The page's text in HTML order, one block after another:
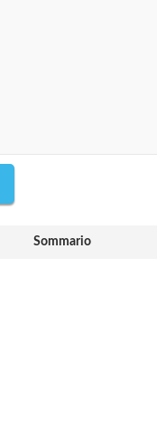
Sommario